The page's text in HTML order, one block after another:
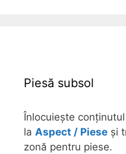
Piesă subsol
Înlocuiește
la Aspect / Piese și
zonă pentru piese.